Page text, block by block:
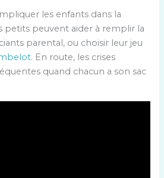
les enfants dans la
petits peuvent aider à remplir la
parental, ou choisir leur jeu
. En route, les crises
quand chacun a son sac